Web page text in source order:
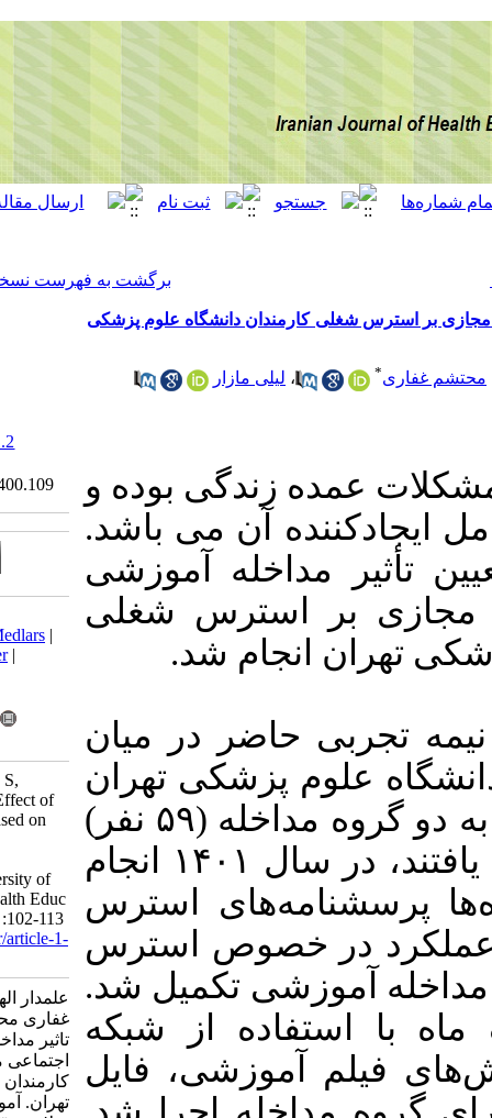
دانشگاه علوم پزشکی
لیلی مازار
بوده و
آن می باشد.
آموزشی
شغلی
شد.
در میان
پزشکی تهران
که به شکل کاملاً تصادفی به دو گروه مداخله (۵۹ نفر)
و کنترل (۶۳ نفر) تخصیص یافتند، در سال ۱۴۰۱ انجام
استرس
استرس
تکمیل شد.
از شبکه
فایل
IR.SBMU.PHNS.REC.1400.109
Download citation:
BibTeX
RIS Medlars|
ProCite
Reference Manager|
Alamdar E, Rakhshanderou S,
Ghaffari M, Mazar L. The Effect of
Educational Intervention Based on
Virtual Social Network on
Occupational Stress among
Employees of Tehran University of
Medical Sciences. Iran J Health Educ
Health Promot 2024; 12 (1) :102-113
URL:http://journal.ihepsa.ir/article-1-
2384-fa.html
علمدار الهه، رخشنده رو سکینه،
غفاری محتشم، مازار لیلی. بررسی
تاثیر مداخله آموزشی مبتنی بر شبکه
اجتماعی مجازی بر استرس شغلی
کارمندان دانشگاه علوم پزشکی
تهران. آموزش بهداشت و ارتقای